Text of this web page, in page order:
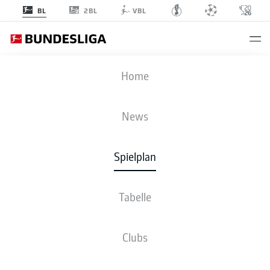
BL 2BL VBL
Home
News
Spielplan
Tabelle
Clubs
SCF
AUFSTELLUNGEN
Fr., 06.11.2026 - So., 08.11.2026